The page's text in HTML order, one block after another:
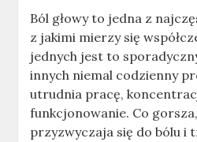
Ból głowy to jedna z
z jakimi mierzy się
jednych jest to
innych niemal codzienny
utrudnia pracę,
funkcjonowanie. Co
przyzwyczaja się do bólu i